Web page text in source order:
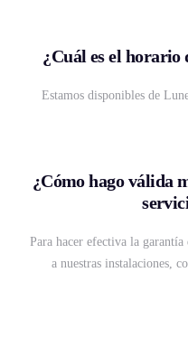
¿Cuál es el horario
Estamos disponibles de
¿Cómo hago válida
Para hacer efectiva la
a nuestras instalaciones,